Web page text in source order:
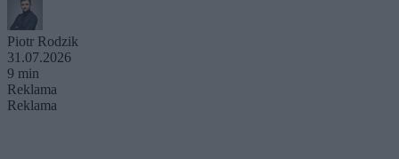
Piotr Rodzik
31.07.2026
9 min
Reklama
Reklama